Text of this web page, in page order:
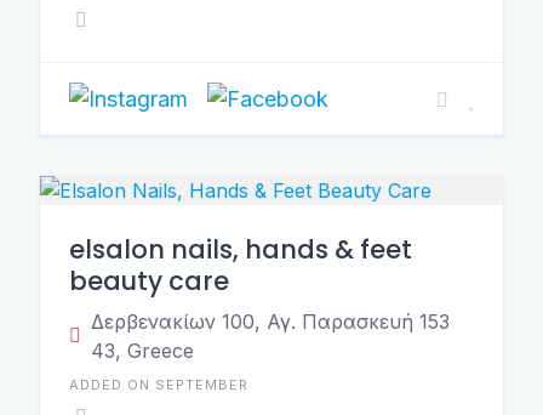
elsalon nails, hands & feet
beauty care
Δερβενακίων 100, Αγ. Παρασκευή 153
43, Greece
ADDED ON SEPTEMBER